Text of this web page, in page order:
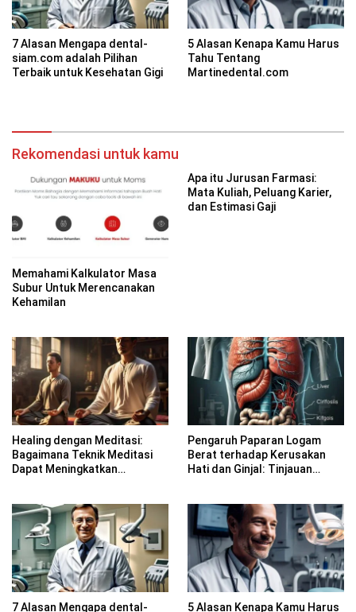
7 Alasan Mengapa dental-
siam.com adalah Pilihan
Terbaik untuk Kesehatan Gigi
5 Alasan Kenapa Kamu Harus
Tahu Tentang
Martinedental.com
Rekomendasi untuk kamu
Memahami Kalkulator Masa
Subur Untuk Merencanakan
Kehamilan
Apa itu Jurusan Farmasi:
Mata Kuliah, Peluang Karier,
dan Estimasi Gaji
Healing dengan Meditasi:
Bagaimana Teknik Meditasi
Dapat Meningkatkan
Pengaruh Paparan Logam
Berat terhadap Kerusakan
Hati dan Ginjal: Tinjauan
7 Alasan Mengapa dental- 5 Alasan Kenapa Kamu Harus